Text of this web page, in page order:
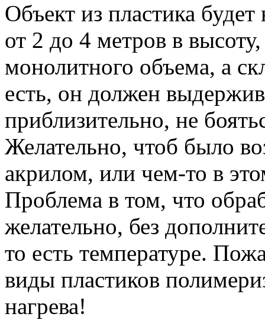
Объект из пластика
от 2 до 4 метров в
монолитного объема, а
есть, он должен
приблизительно, не
Желательно, чтоб было
акрилом, или чем-то в
Проблема в том, что
желательно, без
то есть температуре.
виды пластиков
нагрева!